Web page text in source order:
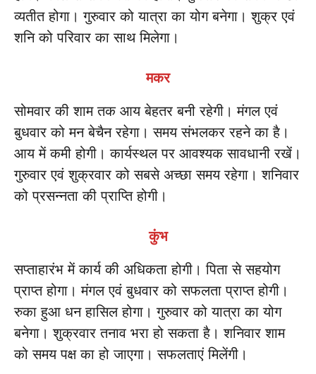
व्यतीत होगा। गुरुवार को यात्रा का योग बनेगा। शुक्र एवं
शनि को परिवार का साथ मिलेगा।
मकर
सोमवार की शाम तक आय बेहतर बनी रहेगी। मंगल एवं
बुधवार को मन बेचैन रहेगा। समय संभलकर रहने का है।
आय में कमी होगी। कार्यस्थल पर आवश्यक सावधानी रखें।
गुरुवार एवं शुक्रवार को सबसे अच्छा समय रहेगा। शनिवार
को प्रसन्नता की प्राप्ति होगी।
कुंभ
सप्ताहारंभ में कार्य की अधिकता होगी। पिता से सहयोग
प्राप्त होगा। मंगल एवं बुधवार को सफलता प्राप्त होगी।
रुका हुआ धन हासिल होगा। गुरुवार को यात्रा का योग
बनेगा। शुक्रवार तनाव भरा हो सकता है। शनिवार शाम
को समय पक्ष का हो जाएगा। सफलताएं मिलेंगी।